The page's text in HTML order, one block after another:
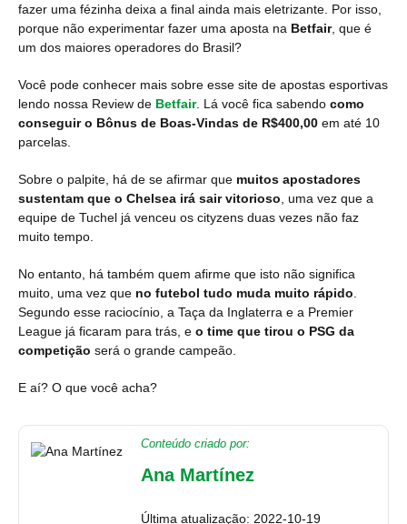
fazer uma fézinha deixa a final ainda mais eletrizante. Por isso,
porque não experimentar fazer uma aposta na Betfair, que é
um dos maiores operadores do Brasil?
Você pode conhecer mais sobre esse site de apostas esportivas
lendo nossa Review de Betfair. Lá você fica sabendo como
conseguir o Bônus de Boas-Vindas de R$400,00 em até 10
parcelas.
Sobre o palpite, há de se afirmar que muitos apostadores
sustentam que o Chelsea irá sair vitorioso , uma vez que a
equipe de Tuchel já venceu os cityzens duas vezes não faz
muito tempo.
No entanto, há também quem afirme que isto não significa
muito, uma vez que no futebol tudo muda muito rápido
Segundo esse raciocínio, a Taça da Inglaterra e a Premier
League já ficaram para trás, e o time que tirou o PSG da
competição será o grande campeão.
E aí? O que você acha?
Conteúdo criado por:
Ana Martínez
Última atualização: 2022-10-19